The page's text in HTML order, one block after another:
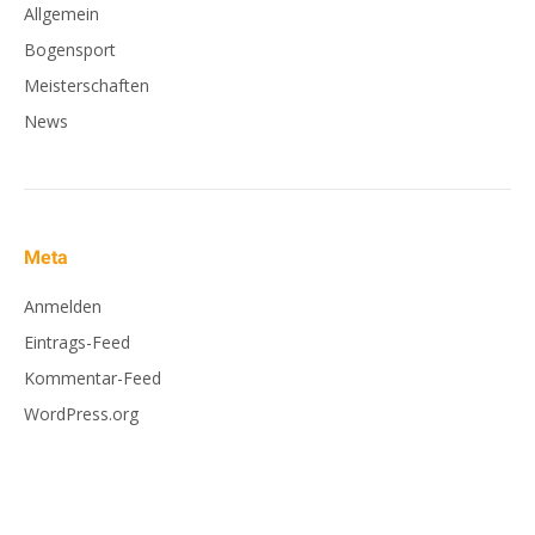
Allgemein
Bogensport
Meisterschaften
News
Meta
Anmelden
Eintrags-Feed
Kommentar-Feed
WordPress.org